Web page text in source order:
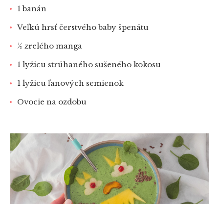
1 banán
Veľkú hrsť čerstvého baby špenátu
½ zrelého manga
1 lyžicu strúhaného sušeného kokosu
1 lyžicu ľanových semienok
Ovocie na ozdobu